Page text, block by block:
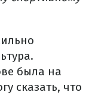
была на
сказать, что